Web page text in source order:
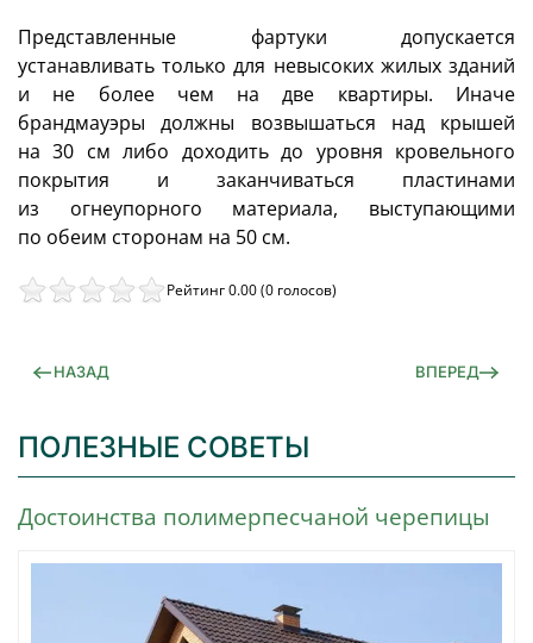
Представленные фартуки допускается
устанавливать только для невысоких жилых зданий
и не более чем на две квартиры. Иначе
брандмауэры должны возвышаться над крышей
на 30 см либо доходить до уровня кровельного
покрытия и заканчиваться пластинами
из огнеупорного материала, выступающими
по обеим сторонам на 50 см.
Рейтинг 0.00 (0 голосов)
НАЗАД ВПЕРЕД
ПОЛЕЗНЫЕ СОВЕТЫ
Достоинства полимерпесчаной черепицы